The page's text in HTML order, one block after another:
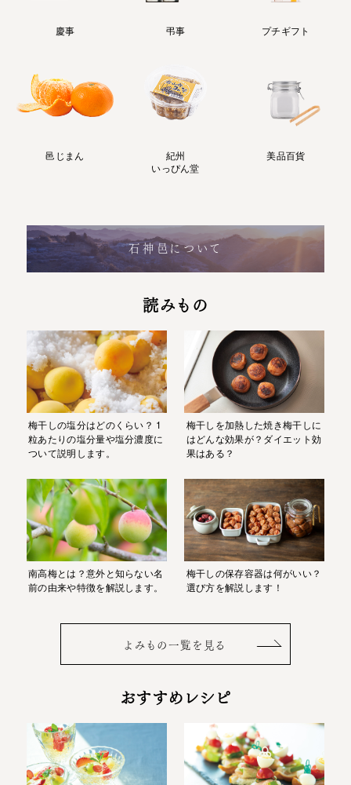
慶事 弔事 プチギフト
邑じまん
紀州
いっぴん堂
美品百貨
石神邑について
読みもの
梅干しの塩分はどのくらい？ 1
粒あたりの塩分量や塩分濃度に
ついて説明します。
梅干しを加熱した焼き梅干しに
はどんな効果が？ダイエット効
果はある？
南高梅とは？意外と知らない名
前の由来や特徴を解説します。
梅干しの保存容器は何がいい？
選び方を解説します！
よみもの一覧を見る
おすすめレシピ